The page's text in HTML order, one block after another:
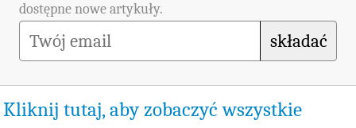
dostępne nowe artykuły.
składać
Kliknij tutaj, aby zobaczyć wszystkie